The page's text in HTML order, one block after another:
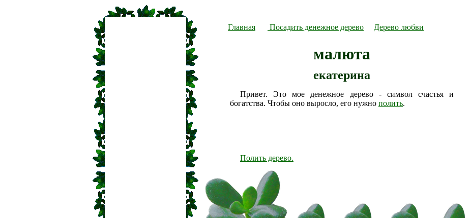
Главная Посадить денежное дерево Дерево любви
малюта
екатерина
Привет. Это мое денежное дерево - символ счастья и
богатства. Чтобы оно выросло, его нужно полить.
Полить дерево.